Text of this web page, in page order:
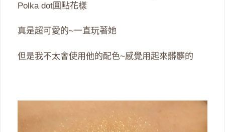
Polka dot圓點花樣
真是超可愛的~一直玩著她
但是我不太會使用他的配色~感覺用起來髒髒的